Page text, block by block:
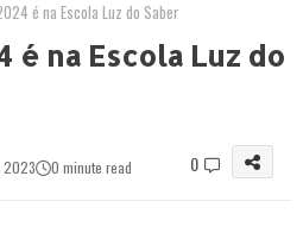
é na Escola Luz do Saber
é na Escola Luz do
2023
0 minute read 0